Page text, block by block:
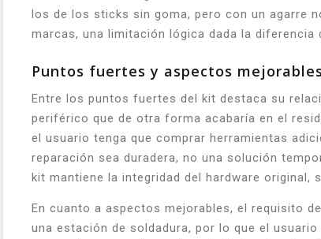
los de los sticks sin goma, pero con un agarre
marcas, una limitación lógica dada la diferencia
Puntos fuertes y aspectos mejorables
Entre los puntos fuertes del kit destaca su
periférico que de otra forma acabaría en el
el usuario tenga que comprar herramientas
reparación sea duradera, no una solución
kit mantiene la integridad del hardware
En cuanto a aspectos mejorables, el requisito
una estación de soldadura, por lo que el